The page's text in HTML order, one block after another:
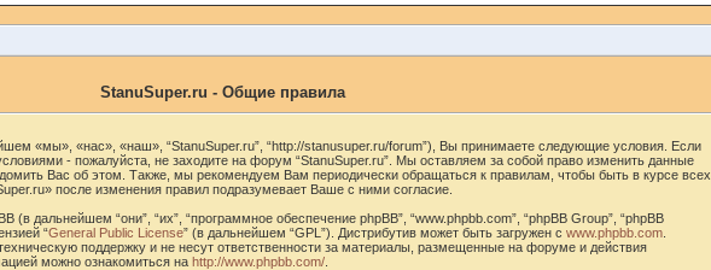
StanuSuper.ru - Общие правила
«мы», «нас», «наш», “StanuSuper.ru”, “http://stanusuper.ru/forum”), Вы принимаете следующие условия. Если
- пожалуйста, не заходите на форум “StanuSuper.ru”. Мы оставляем за собой право изменить данные
Вас об этом. Также, мы рекомендуем Вам периодически обращаться к правилам, чтобы быть в курсе всех
после изменения правил подразумевает Ваше с ними согласие.
дальнейшем “они”, “их”, “программное обеспечение phpBB”, “www.phpbb.com”, “phpBB Group”, “phpBB
“General Public License” (в дальнейшем “GPL”). Дистрибутив может быть загружен с www.phpbb.com
поддержку и не несут ответственности за материалы, размещенные на форуме и действия
можно ознакомиться на http://www.phpbb.com/